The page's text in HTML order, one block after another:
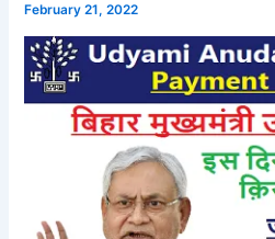
February 21, 2022